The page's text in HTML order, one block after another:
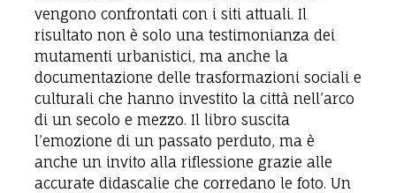
vengono confrontati con i siti attuali. Il
risultato non è solo una testimonianza dei
mutamenti urbanistici, ma anche la
documentazione delle trasformazioni sociali e
culturali che hanno investito la città nell’arco
di un secolo e mezzo. Il libro suscita
l’emozione di un passato perduto, ma è
anche un invito alla riflessione grazie alle
accurate didascalie che corredano le foto. Un